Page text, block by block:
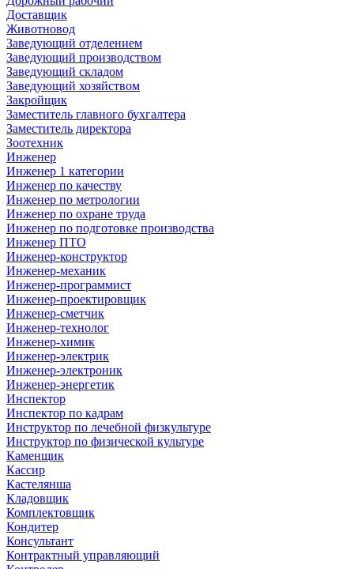
Доставщик
Животновод
Заведующий отделением
Заведующий производством
Заведующий складом
Заведующий хозяйством
Закройщик
Заместитель главного бухгалтера
Заместитель директора
Зоотехник
Инженер
Инженер 1 категории
Инженер по качеству
Инженер по метрологии
Инженер по охране труда
Инженер по подготовке производства
Инженер ПТО
Инженер-конструктор
Инженер-механик
Инженер-программист
Инженер-проектировщик
Инженер-сметчик
Инженер-технолог
Инженер-химик
Инженер-электрик
Инженер-электроник
Инженер-энергетик
Инспектор
Инспектор по кадрам
Инструктор по лечебной физкультуре
Инструктор по физической культуре
Каменщик
Кассир
Кастелянша
Кладовщик
Комплектовщик
Кондитер
Консультант
Контрактный управляющий